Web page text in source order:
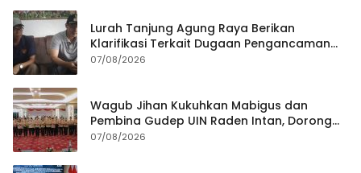
Lurah Tanjung Agung Raya Berikan
Klarifikasi Terkait Dugaan Pengancaman
Antar Warga Yang Berujung Laporan ke
07/08/2026
Wagub Jihan Kukuhkan Mabigus dan
Pembina Gudep UIN Raden Intan, Dorong
Penguatan Karakter Generasi Muda
07/08/2026